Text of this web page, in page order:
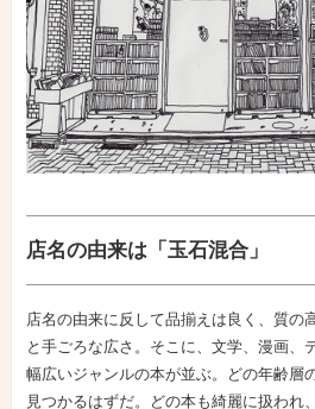
店名の由来は「玉石混合」
店名の由来に反して品揃えは良く、質の
と手ごろな広さ。そこに、文学、漫画、
幅広いジャンルの本が並ぶ。どの年齢層
見つかるはずだ。どの本も綺麗に扱われ